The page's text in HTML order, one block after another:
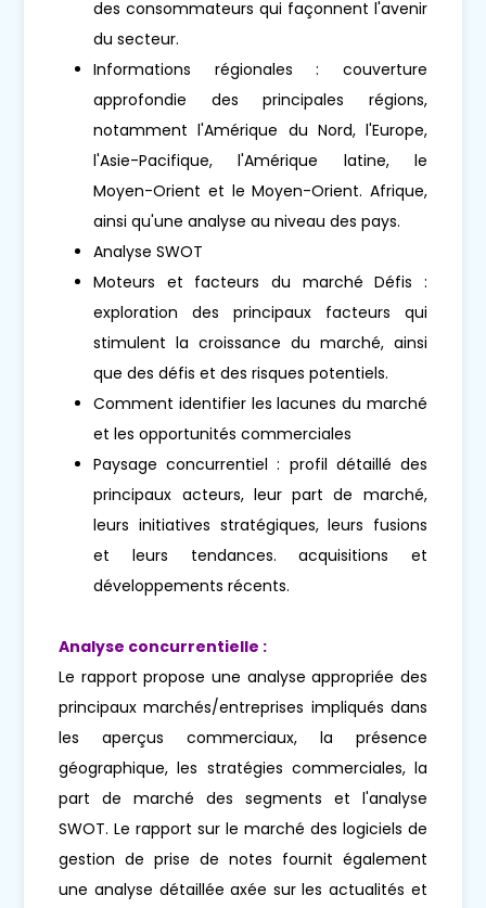
des consommateurs qui façonnent l'avenir
du secteur.
Informations régionales : couverture
approfondie des principales régions,
notamment l'Amérique du Nord, l'Europe,
l'Asie-Pacifique, l'Amérique latine, le
Moyen-Orient et le Moyen-Orient. Afrique,
ainsi qu'une analyse au niveau des pays.
Analyse SWOT
Moteurs et facteurs du marché Défis :
exploration des principaux facteurs qui
stimulent la croissance du marché, ainsi
que des défis et des risques potentiels.
Comment identifier les lacunes du marché
et les opportunités commerciales
Paysage concurrentiel : profil détaillé des
principaux acteurs, leur part de marché,
leurs initiatives stratégiques, leurs fusions
et leurs tendances. acquisitions et
développements récents.
Analyse concurrentielle :
Le rapport propose une analyse appropriée des
principaux marchés/entreprises impliqués dans
les aperçus commerciaux, la présence
géographique, les stratégies commerciales, la
part de marché des segments et l'analyse
SWOT. Le rapport sur le marché des logiciels de
gestion de prise de notes fournit également
une analyse détaillée axée sur les actualités et